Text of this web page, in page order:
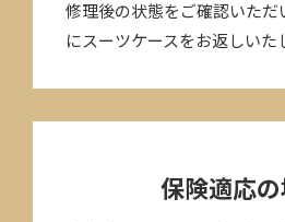
修理後の状態をご確認いただ
にスーツケースをお返しいた
電話・メール・LINE等でキャスタ
保険適応